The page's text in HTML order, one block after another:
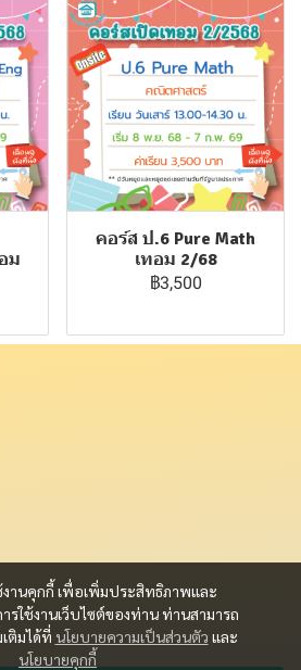
ม
คอร์ส ป.6 Pure Math
เทอม 2/68
฿3,500
งานคุกกี้ เพื่อเพิ่มประสิทธิภาพและ
ใช้งานเว็บไซต์ของท่าน ท่านสามารถ
ติมได้ที่ นโยบายความเป็นส่วนตัว และ
นโยบายคุกกี้